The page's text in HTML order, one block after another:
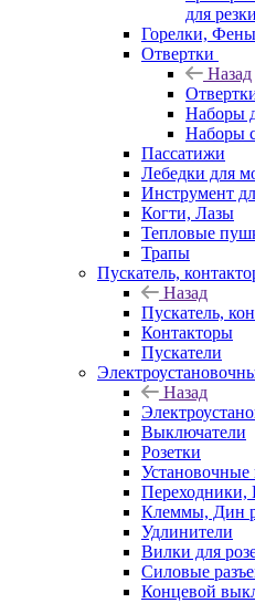
для
Горелки, Фены
Отвертки
Назад
Наборы
Наборы
Пассатижи
Лебедки для
Инструмент
Когти, Лазы
Тепловые
Трапы
Пускатель,
Назад
Пускатель,
Контакторы
Пускатели
Назад
Выключатели
Розетки
Установочные
Переходники,
Клеммы, Дин
Удлинители
Вилки для
Силовые
Концевой